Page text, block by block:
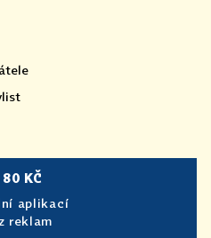
80 KČ
aplikací
reklam